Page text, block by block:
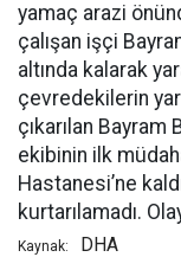
yamaç arazi
çalışan işçi
altında kalarak
çevredekilerin
çıkarılan
ekibinin ilk
Hastanesi’ne
kurtarılamadı.
Kaynak: DHA